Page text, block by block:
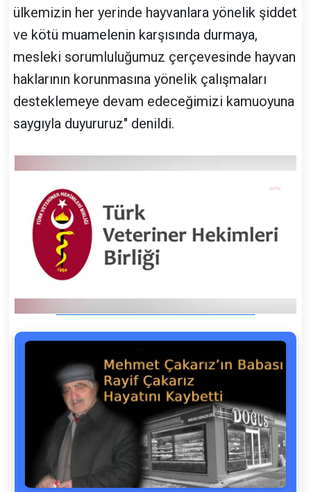
ülkemizin her yerinde hayvanlara yönelik şiddet
ve kötü muamelenin karşısında durmaya,
mesleki sorumluluğumuz çerçevesinde hayvan
haklarının korunmasına yönelik çalışmaları
desteklemeye devam edeceğimizi kamuoyuna
saygıyla duyururuz" denildi.